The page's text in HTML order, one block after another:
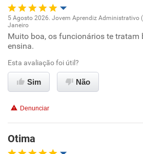
Oportunidade de promoção
Conciliação com a vida familiar
Benefícios
Recomenda a diretoria
5 Agosto 2026. Jovem Aprendiz Administrativo
Janeiro
Muito boa, os funcionários te tratam
ensina.
Esta avaliação foi útil?
Sim Não
Denunciar
Otima